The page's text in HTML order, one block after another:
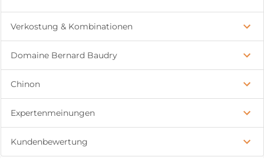
Verkostung & Kombinationen
Domaine Bernard Baudry
Chinon
Expertenmeinungen
Kundenbewertung